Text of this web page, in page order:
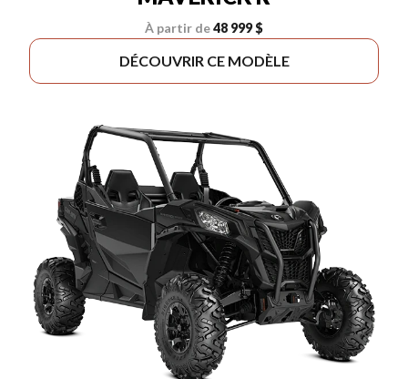
À partir de48 999 $
DÉCOUVRIR CE MODÈLE